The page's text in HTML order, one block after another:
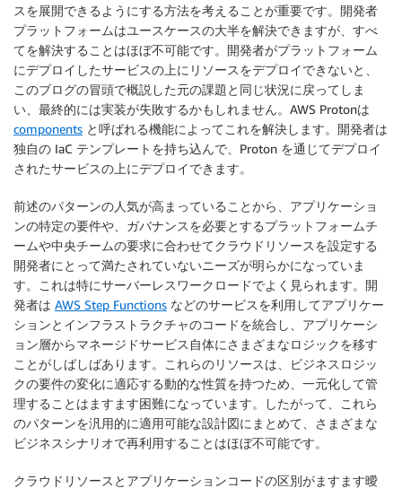
スを展開できるようにする方法を考えることが重要です。開発者
プラットフォームはユースケースの大半を解決できますが、すべ
てを解決することはほぼ不可能です。開発者がプラットフォーム
にデプロイしたサービスの上にリソースをデプロイできないと、
このブログの冒頭で概説した元の課題と同じ状況に戻ってしま
い、最終的には実装が失敗するかもしれません。AWS Protonは
components と呼ばれる機能によってこれを解決します。開発者は
独自の IaC テンプレートを持ち込んで、Proton を通じてデプロイ
されたサービスの上にデプロイできます。
前述のパターンの人気が高まっていることから、アプリケーショ
ンの特定の要件や、ガバナンスを必要とするプラットフォームチ
ームや中央チームの要求に合わせてクラウドリソースを設定する
開発者にとって満たされていないニーズが明らかになっていま
す。これは特にサーバーレスワークロードでよく見られます。開
発者は AWS Step Functions などのサービスを利用してアプリケー
ションとインフラストラクチャのコードを統合し、アプリケーシ
ョン層からマネージドサービス自体にさまざまなロジックを移す
ことがしばしばあります。これらのリソースは、ビジネスロジッ
クの要件の変化に適応する動的な性質を持つため、一元化して管
理することはますます困難になっています。したがって、これら
のパターンを汎用的に適用可能な設計図にまとめて、さまざまな
ビジネスシナリオで再利用することはほぼ不可能です。
クラウドリソースとアプリケーションコードの区別がますます曖